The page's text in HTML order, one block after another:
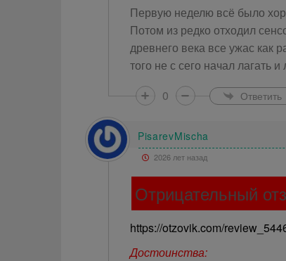
Первую неделю всё было
Потом из редко отходил
древнего века все ужас как
того не с сего начал лагать
0
Ответить
PisarevMischa
2026 лет назад
Отрицательный
https://otzovik.com/
Достоинства: